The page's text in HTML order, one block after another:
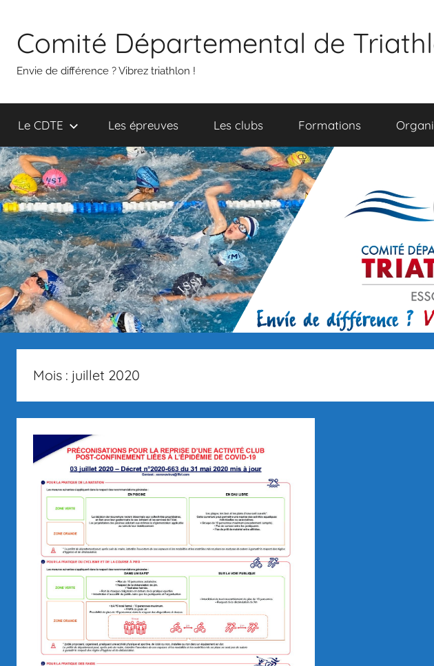
contenu
Comité Départemental de
Envie de différence ? Vibrez triathlon !
Le CDTE Les épreuves Les clubs Formations
Mois : juillet 2020